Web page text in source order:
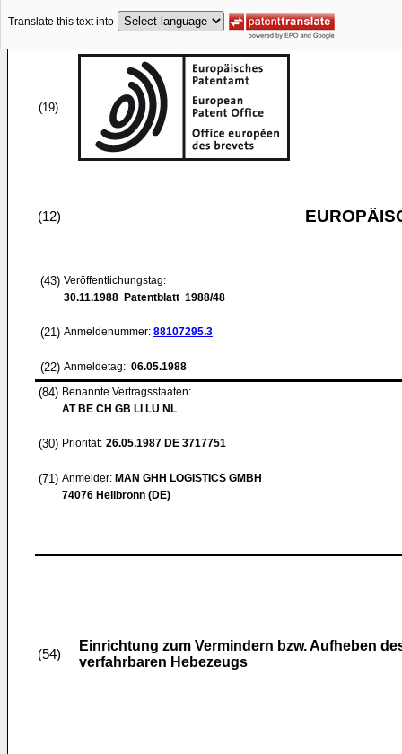
Translate this text into
(19)
(12)
(43) Veröffentlichungstag:
30.11.1988 Patentblatt 1988/48
(21) Anmeldenummer: 88107295.3
(22) Anmeldetag: 06.05.1988
(84) Benannte Vertragsstaaten:
AT BE CH GB LI LU NL
(30) Priorität: 26.05.1987 DE 3717751
(71) Anmelder: MAN GHH LOGISTICS GMBH
74076 Heilbronn (DE)
(54)
Einrichtung zum Vermindern bzw. Aufheben
verfahrbaren Hebezeugs